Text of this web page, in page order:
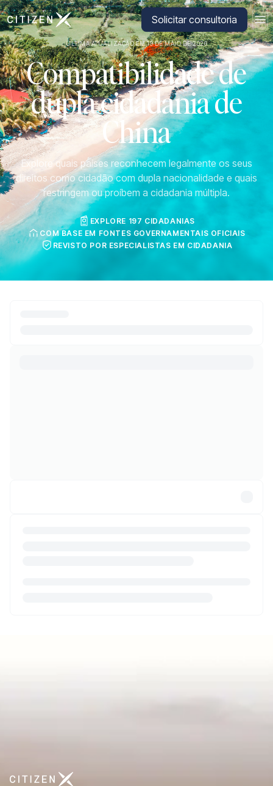
Ir para a página inicial da CitizenX Solicitar consultoria
ÚLTIMA ATUALIZAÇÃO EM 19 DE MAIO DE 2026
Compatibilidade de
dupla cidadania de
China
Explore quais países reconhecem legalmente os seus
direitos como cidadão com dupla nacionalidade e quais
restringem ou proíbem a cidadania múltipla.
EXPLORE 197 CIDADANIAS
COM BASE EM FONTES GOVERNAMENTAIS OFICIAIS
REVISTO POR ESPECIALISTAS EM CIDADANIA